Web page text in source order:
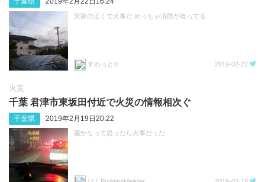
実家の近くで火事だ めっちゃ消防が唸ってる
すわっと® 2019-02-22
火災
千葉 君津市東坂田付近で火災の情報相次ぐ
千葉県 2019年2月19日20:22
霧かなって思ったら火事だった